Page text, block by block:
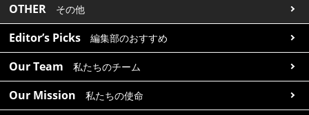
OTHER その他
Editor’s Picks 編集部のおすすめ
Our Team 私たちのチーム
Our Mission 私たちの使命